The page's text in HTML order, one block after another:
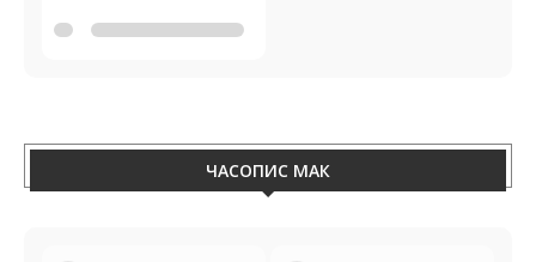
ЧАСОПИС МАК